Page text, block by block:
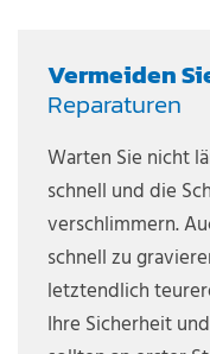
Vermeiden
Reparaturen
Warten Sie nicht
schnell und die
verschlimmern.
schnell zu
letztendlich
Ihre Sicherheit